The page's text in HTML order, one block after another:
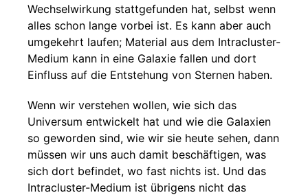
Wechselwirkung stattgefunden hat, selbst wenn
alles schon lange vorbei ist. Es kann aber auch
umgekehrt laufen; Material aus dem Intracluster-
Medium kann in eine Galaxie fallen und dort
Einfluss auf die Entstehung von Sternen haben.
Wenn wir verstehen wollen, wie sich das
Universum entwickelt hat und wie die Galaxien
so geworden sind, wie wir sie heute sehen, dann
müssen wir uns auch damit beschäftigen, was
sich dort befindet, wo fast nichts ist. Und das
Intracluster-Medium ist übrigens nicht das